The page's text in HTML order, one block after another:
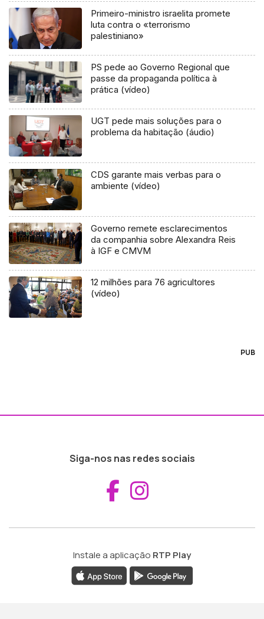
Primeiro-ministro israelita promete
luta contra o «terrorismo
palestiniano»
PS pede ao Governo Regional que
passe da propaganda política à
prática (vídeo)
UGT pede mais soluções para o
problema da habitação (áudio)
CDS garante mais verbas para o
ambiente (vídeo)
Governo remete esclarecimentos
da companhia sobre Alexandra Reis
à IGF e CMVM
12 milhões para 76 agricultores
(vídeo)
PUB
Siga-nos nas redes sociais
Aceder ao
Instale a aplicação RTP Play